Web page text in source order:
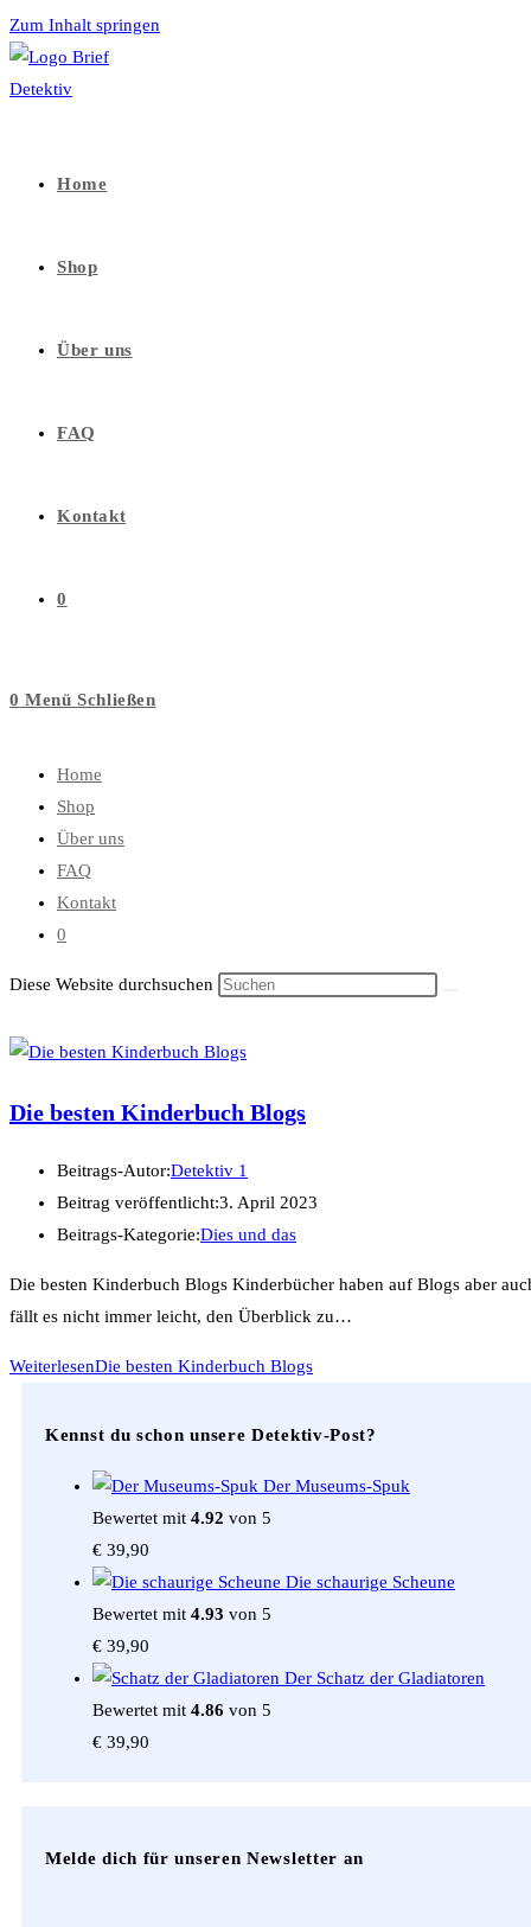
Zum Inhalt springen
Home
Shop
Über uns
FAQ
Kontakt
0
0 Menü Schließen
Home
Shop
Über uns
FAQ
Kontakt
0
Diese Website durchsuchen
Die besten Kinderbuch Blogs
Beitrags-Autor:Detektiv 1
Beitrag veröffentlicht:3. April 2023
Beitrags-Kategorie:Dies und das
Die besten Kinderbuch Blogs Kinderbücher haben auf Blogs aber
fällt es nicht immer leicht, den Überblick zu…
WeiterlesenDie besten Kinderbuch Blogs
Kennst du schon unsere Detektiv-Post?
Der Museums-Spuk
Bewertet mit 4.92 von 5
€ 39,90
Die schaurige Scheune
Bewertet mit 4.93 von 5
€ 39,90
Der Schatz der Gladiatoren
Bewertet mit 4.86 von 5
€ 39,90
Melde dich für unseren Newsletter an